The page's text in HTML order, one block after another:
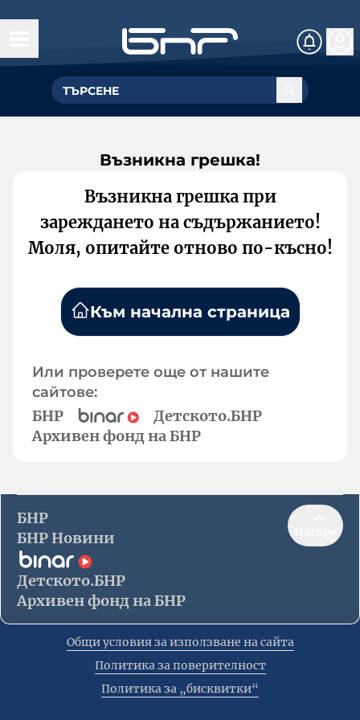
Възникна грешка!
Възникна грешка при
зареждането на съдържанието!
Моля, опитайте отново по-късно!
Към начална страница
Или проверете още от нашите
сайтове:
БНР
Детското.БНР
Архивен фонд на БНР
БНР
БНР Новини
Детското.БНР
Архивен фонд на БНР
Общи условия за използване на сайта
Политика за поверителност
Политика за „бисквитки“